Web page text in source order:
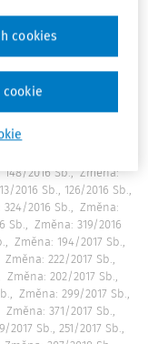
2013 Sb.
Změna:
2013 Sb.
Sb., 344/2013 Sb.
Změna: 259/2014 Sb.
2013 Sb., 187/2014 Sb.,
Změna: 206/2015 Sb.
148/2016 Sb.
Změna:
2016 Sb., 126/2016 Sb.,
324/2016 Sb.
Změna:
Sb.
Změna: 319/2016
Změna: 194/2017 Sb.
Změna: 222/2017 Sb.
Změna: 202/2017 Sb.,
Změna: 299/2017 Sb.
Změna: 371/2017 Sb.
2017 Sb., 251/2017 Sb.
cookies
cookie